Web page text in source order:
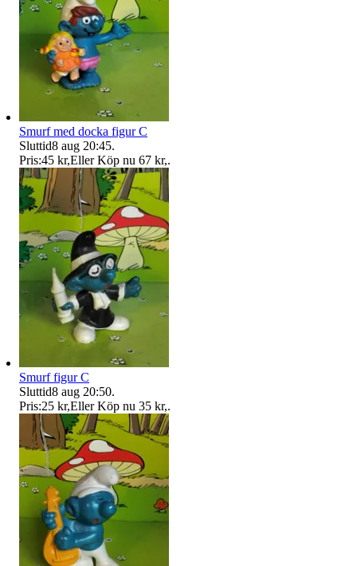
Smurf med docka figur C
Sluttid8 aug 20:45.
Pris:45 kr,Eller Köp nu 67 kr,.
Smurf figur C
Sluttid8 aug 20:50.
Pris:25 kr,Eller Köp nu 35 kr,.